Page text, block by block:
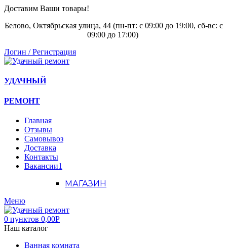
Доставим Ваши товары!
Белово, Октябрьская улица, 44 (пн-пт: с 09:00 до 19:00, сб-вс: с
09:00 до 17:00)
Логин / Регистрация
УДАЧНЫЙ
РЕМОНТ
Главная
Отзывы
Самовывоз
Доставка
Контакты
Вакансии1
МАГАЗИН
Меню
0 пунктов 0,00Р
Наш каталог
Ванная комната